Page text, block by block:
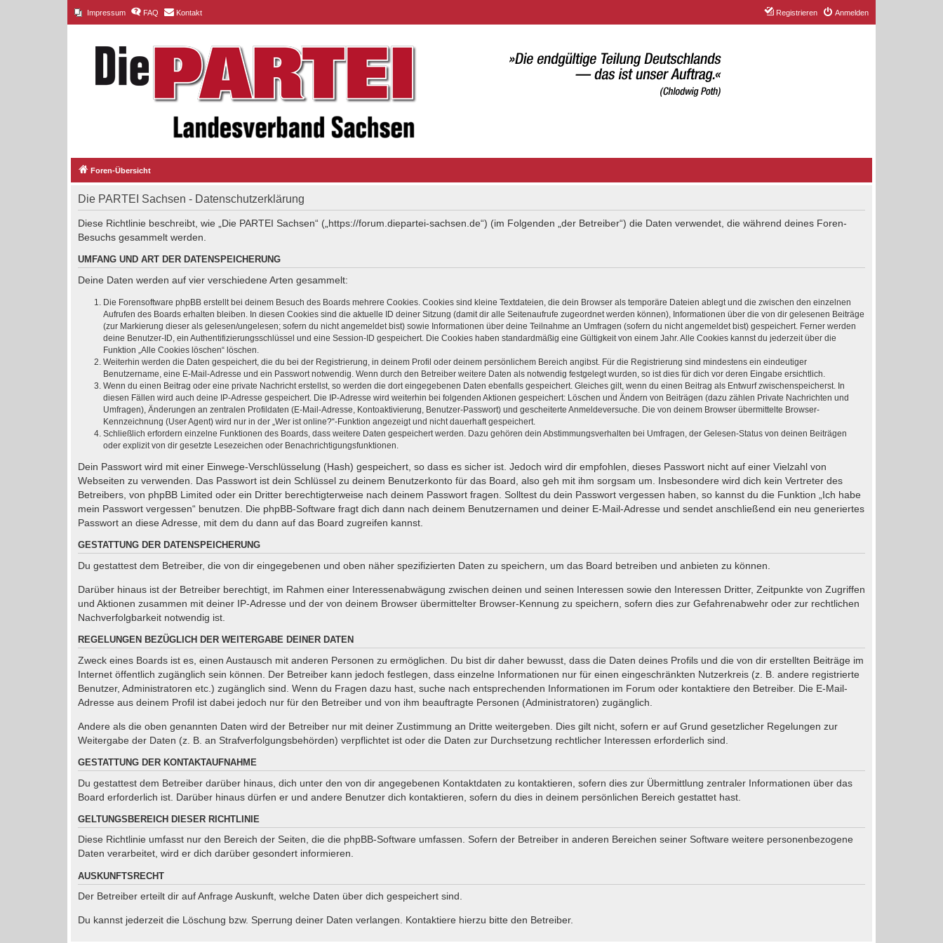
Impressum FAQ Kontakt Anmelden
Registrieren
Foren-Übersicht
Die PARTEI Sachsen - Datenschutzerklärung
Diese Richtlinie beschreibt, wie „Die PARTEI Sachsen“ („https://forum.diepartei-sachsen.de“) (im Folgenden „der Betreiber“) die Daten verwendet, die während deines Foren-
Besuchs gesammelt werden.
UMFANG UND ART DER DATENSPEICHERUNG
Deine Daten werden auf vier verschiedene Arten gesammelt:
Die Forensoftware phpBB erstellt bei deinem Besuch des Boards mehrere Cookies. Cookies sind kleine Textdateien, die dein Browser als temporäre Dateien ablegt und die zwischen den einzelnen
Aufrufen des Boards erhalten bleiben. In diesen Cookies sind die aktuelle ID deiner Sitzung (damit dir alle Seitenaufrufe zugeordnet werden können), Informationen über die von dir gelesenen Beiträge
(zur Markierung dieser als gelesen/ungelesen; sofern du nicht angemeldet bist) sowie Informationen über deine Teilnahme an Umfragen (sofern du nicht angemeldet bist) gespeichert. Ferner werden
deine Benutzer-ID, ein Authentifizierungsschlüssel und eine Session-ID gespeichert. Die Cookies haben standardmäßig eine Gültigkeit von einem Jahr. Alle Cookies kannst du jederzeit über die
Funktion „Alle Cookies löschen“ löschen.
Weiterhin werden die Daten gespeichert, die du bei der Registrierung, in deinem Profil oder deinem persönlichem Bereich angibst. Für die Registrierung sind mindestens ein eindeutiger
Benutzername, eine E-Mail-Adresse und ein Passwort notwendig. Wenn durch den Betreiber weitere Daten als notwendig festgelegt wurden, so ist dies für dich vor deren Eingabe ersichtlich.
Wenn du einen Beitrag oder eine private Nachricht erstellst, so werden die dort eingegebenen Daten ebenfalls gespeichert. Gleiches gilt, wenn du einen Beitrag als Entwurf zwischenspeicherst. In
diesen Fällen wird auch deine IP-Adresse gespeichert. Die IP-Adresse wird weiterhin bei folgenden Aktionen gespeichert: Löschen und Ändern von Beiträgen (dazu zählen Private Nachrichten und
Umfragen), Änderungen an zentralen Profildaten (E-Mail-Adresse, Kontoaktivierung, Benutzer-Passwort) und gescheiterte Anmeldeversuche. Die von deinem Browser übermittelte Browser-
Kennzeichnung (User Agent) wird nur in der „Wer ist online?“-Funktion angezeigt und nicht dauerhaft gespeichert.
Schließlich erfordern einzelne Funktionen des Boards, dass weitere Daten gespeichert werden. Dazu gehören dein Abstimmungsverhalten bei Umfragen, der Gelesen-Status von deinen Beiträgen
oder explizit von dir gesetzte Lesezeichen oder Benachrichtigungsfunktionen.
Dein Passwort wird mit einer Einwege-Verschlüsselung (Hash) gespeichert, so dass es sicher ist. Jedoch wird dir empfohlen, dieses Passwort nicht auf einer Vielzahl von
Webseiten zu verwenden. Das Passwort ist dein Schlüssel zu deinem Benutzerkonto für das Board, also geh mit ihm sorgsam um. Insbesondere wird dich kein Vertreter des
Betreibers, von phpBB Limited oder ein Dritter berechtigterweise nach deinem Passwort fragen. Solltest du dein Passwort vergessen haben, so kannst du die Funktion „Ich habe
mein Passwort vergessen“ benutzen. Die phpBB-Software fragt dich dann nach deinem Benutzernamen und deiner E-Mail-Adresse und sendet anschließend ein neu generiertes
Passwort an diese Adresse, mit dem du dann auf das Board zugreifen kannst.
GESTATTUNG DER DATENSPEICHERUNG
Du gestattest dem Betreiber, die von dir eingegebenen und oben näher spezifizierten Daten zu speichern, um das Board betreiben und anbieten zu können.
Darüber hinaus ist der Betreiber berechtigt, im Rahmen einer Interessenabwägung zwischen deinen und seinen Interessen sowie den Interessen Dritter, Zeitpunkte von Zugriffen
und Aktionen zusammen mit deiner IP-Adresse und der von deinem Browser übermittelter Browser-Kennung zu speichern, sofern dies zur Gefahrenabwehr oder zur rechtlichen
Nachverfolgbarkeit notwendig ist.
REGELUNGEN BEZÜGLICH DER WEITERGABE DEINER DATEN
Zweck eines Boards ist es, einen Austausch mit anderen Personen zu ermöglichen. Du bist dir daher bewusst, dass die Daten deines Profils und die von dir erstellten Beiträge im
Internet öffentlich zugänglich sein können. Der Betreiber kann jedoch festlegen, dass einzelne Informationen nur für einen eingeschränkten Nutzerkreis (z. B. andere registrierte
Benutzer, Administratoren etc.) zugänglich sind. Wenn du Fragen dazu hast, suche nach entsprechenden Informationen im Forum oder kontaktiere den Betreiber. Die E-Mail-
Adresse aus deinem Profil ist dabei jedoch nur für den Betreiber und von ihm beauftragte Personen (Administratoren) zugänglich.
Andere als die oben genannten Daten wird der Betreiber nur mit deiner Zustimmung an Dritte weitergeben. Dies gilt nicht, sofern er auf Grund gesetzlicher Regelungen zur
Weitergabe der Daten (z. B. an Strafverfolgungsbehörden) verpflichtet ist oder die Daten zur Durchsetzung rechtlicher Interessen erforderlich sind.
GESTATTUNG DER KONTAKTAUFNAHME
Du gestattest dem Betreiber darüber hinaus, dich unter den von dir angegebenen Kontaktdaten zu kontaktieren, sofern dies zur Übermittlung zentraler Informationen über das
Board erforderlich ist. Darüber hinaus dürfen er und andere Benutzer dich kontaktieren, sofern du dies in deinem persönlichen Bereich gestattet hast.
GELTUNGSBEREICH DIESER RICHTLINIE
Diese Richtlinie umfasst nur den Bereich der Seiten, die die phpBB-Software umfassen. Sofern der Betreiber in anderen Bereichen seiner Software weitere personenbezogene
Daten verarbeitet, wird er dich darüber gesondert informieren.
AUSKUNFTSRECHT
Der Betreiber erteilt dir auf Anfrage Auskunft, welche Daten über dich gespeichert sind.
Du kannst jederzeit die Löschung bzw. Sperrung deiner Daten verlangen. Kontaktiere hierzu bitte den Betreiber.